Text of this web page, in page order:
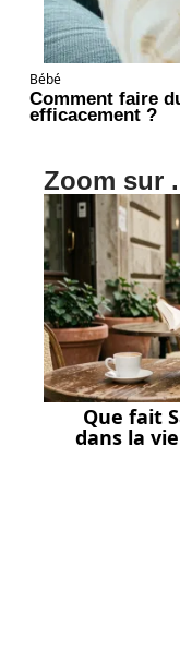
Bébé
Comment faire
efficacement ?
Zoom sur
Que fait
dans la